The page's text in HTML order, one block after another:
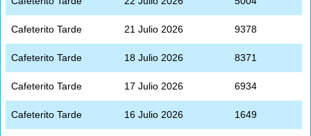
Cafeterito Tarde 21 Julio 2026 9378
Cafeterito Tarde 18 Julio 2026 8371
Cafeterito Tarde 17 Julio 2026 6934
Cafeterito Tarde 16 Julio 2026 1649